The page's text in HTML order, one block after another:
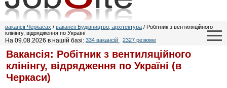
вакансії Черкасах / вакансії Будівництво, архітектура / Робітник з вентиляційного
клінінгу, відрядження по Україні
На 09.08.2026 в нашій базі: 334 вакансій, 2327 резюме
Вакансія: Робітник з вентиляційного
клінінгу, відрядження по Україні (в
Черкаси)